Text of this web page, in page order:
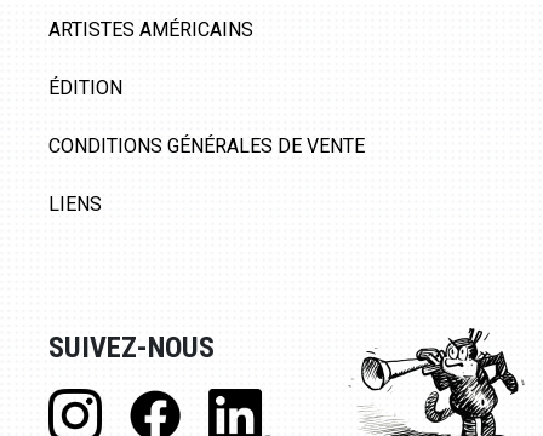
ARTISTES AMÉRICAINS
ÉDITION
CONDITIONS GÉNÉRALES DE VENTE
LIENS
SUIVEZ-NOUS